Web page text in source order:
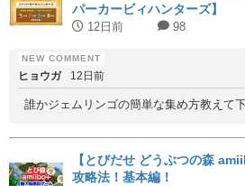
パーカービィハンターズ】
12日前 98
ヒョウガ 12日前
誰かジェムリンゴの簡単な集め方教えて
【とびだせ どうぶつの森
攻略法！基本編！